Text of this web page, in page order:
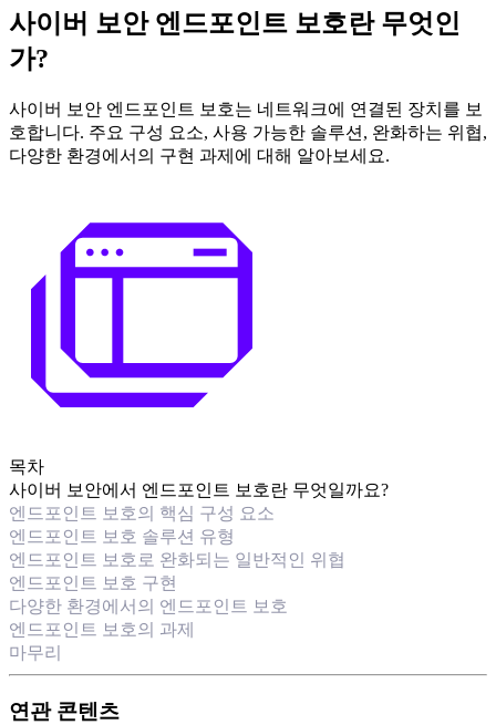
사이버 보안 엔드포인트 보호란 무엇인
가?
사이버 보안 엔드포인트 보호는 네트워크에 연결된 장치를 보
호합니다. 주요 구성 요소, 사용 가능한 솔루션, 완화하는 위협,
다양한 환경에서의 구현 과제에 대해 알아보세요.
목차
사이버 보안에서 엔드포인트 보호란 무엇일까요?
엔드포인트 보호의 핵심 구성 요소
엔드포인트 보호 솔루션 유형
엔드포인트 보호로 완화되는 일반적인 위협
엔드포인트 보호 구현
다양한 환경에서의 엔드포인트 보호
엔드포인트 보호의 과제
마무리
연관 콘텐츠